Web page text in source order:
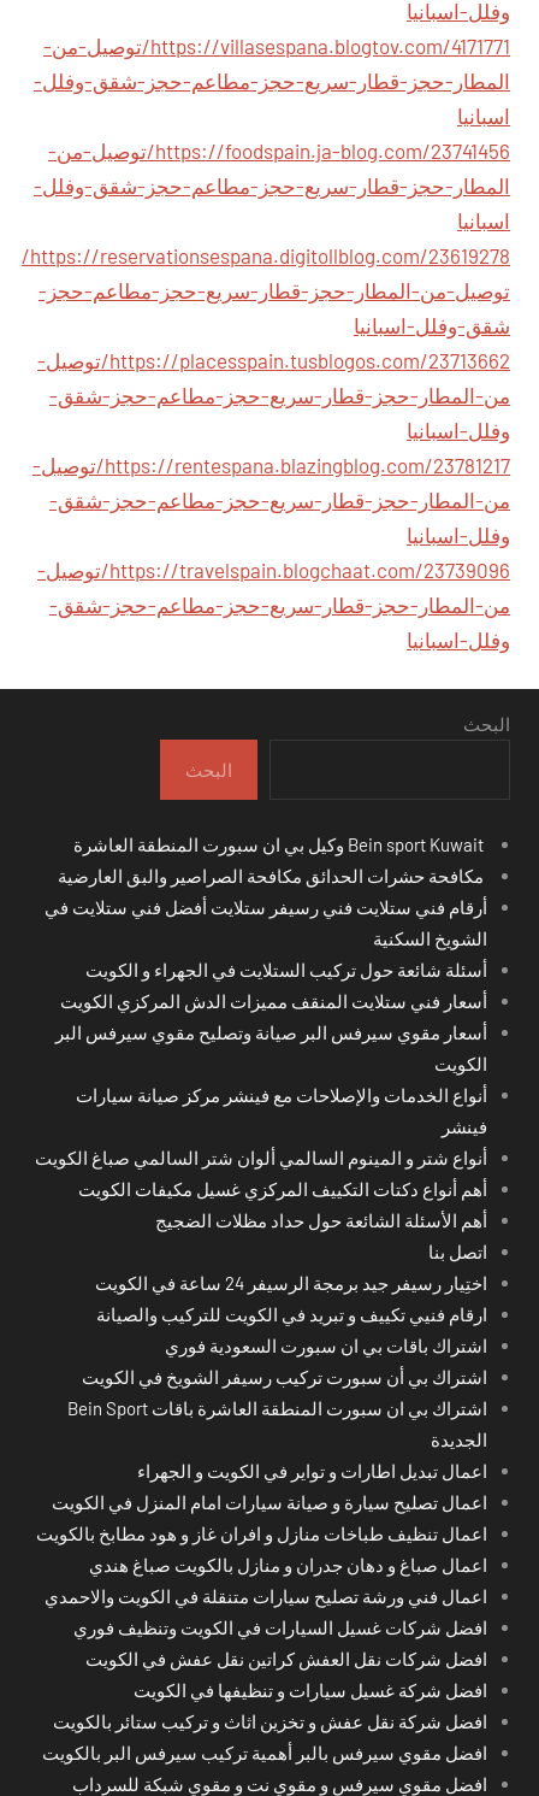
وفلل-اسبانيا
https://villasespana.blogtov.com/4171771/توصيل-من-
المطار-حجز-قطار-سريع-حجز-مطاعم-حجز-شقق-وفلل-
اسبانيا
https://foodspain.ja-blog.com/23741456/توصيل-من-
المطار-حجز-قطار-سريع-حجز-مطاعم-حجز-شقق-وفلل-
اسبانيا
https://reservationsespana.digitollblog.com/23619278/
توصيل-من-المطار-حجز-قطار-سريع-حجز-مطاعم-حجز-
شقق-وفلل-اسبانيا
https://placesspain.tusblogos.com/23713662/توصيل-
من-المطار-حجز-قطار-سريع-حجز-مطاعم-حجز-شقق-
وفلل-اسبانيا
https://rentespana.blazingblog.com/23781217/توصيل-
من-المطار-حجز-قطار-سريع-حجز-مطاعم-حجز-شقق-
وفلل-اسبانيا
https://travelspain.blogchaat.com/23739096/توصيل-
من-المطار-حجز-قطار-سريع-حجز-مطاعم-حجز-شقق-
وفلل-اسبانيا
البحث
البحث
مكافحة حشرات الحدائق مكافحة الصراصير والبق العارضية
أرقام فني ستلايت فني رسيفر ستلايت أفضل فني ستلايت في
الشويخ السكنية
أسئلة شائعة حول تركيب الستلايت في الجهراء و الكويت
أسعار فني ستلايت المنقف مميزات الدش المركزي الكويت
أسعار مقوي سيرفس البر صيانة وتصليح مقوي سيرفس البر
الكويت
أنواع الخدمات والإصلاحات مع فينشر مركز صيانة سيارات
فينشر
أنواع شتر و المينوم السالمي ألوان شتر السالمي صباغ الكويت
أهم أنواع دكتات التكييف المركزي غسيل مكيفات الكويت
أهم الأسئلة الشائعة حول حداد مظلات الضجيج
اتصل بنا
اختِيار رسيفر جيد برمجة الرسيفر 24 ساعة في الكويت
ارقام فنيي تكييف و تبريد في الكويت للتركيب والصيانة
اشتراك باقات بي ان سبورت السعودية فوري
اشتراك بي أن سبورت تركيب رسيفر الشويخ في الكويت
اشتراك بي ان سبورت المنطقة العاشرة باقات Bein Sport
الجديدة
اعمال تبديل اطارات و تواير في الكويت و الجهراء
اعمال تصليح سيارة و صيانة سيارات امام المنزل في الكويت
اعمال تنظيف طباخات منازل و افران غاز و هود مطابخ بالكويت
اعمال صباغ و دهان جدران و منازل بالكويت صباغ هندي
اعمال فني ورشة تصليح سيارات متنقلة في الكويت والاحمدي
افضل شركات غسيل السيارات في الكويت وتنظيف فوري
افضل شركات نقل العفش كراتين نقل عفش في الكويت
افضل شركة غسيل سيارات و تنظيفها في الكويت
افضل شركة نقل عفش و تخزين اثاث و تركيب ستائر بالكويت
افضل مقوي سيرفس بالبر أهمية تركيب سيرفس البر بالكويت
افضل مقوي سيرفس و مقوي نت و مقوي شبكة للسرداب